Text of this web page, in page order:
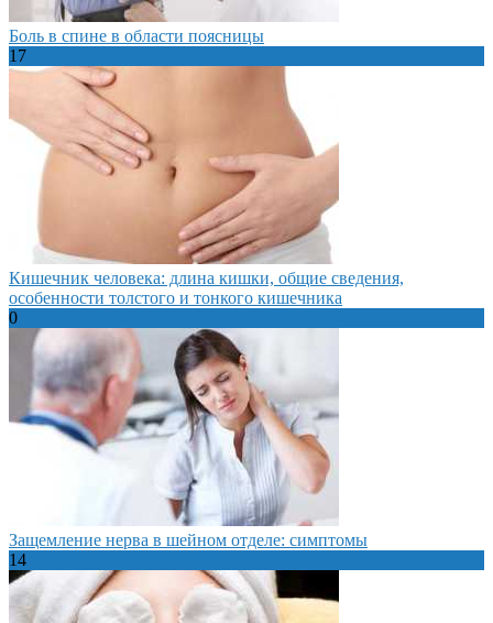
Боль в спине в области поясницы
17
Кишечник человека: длина кишки, общие сведения,
особенности толстого и тонкого кишечника
0
Защемление нерва в шейном отделе: симптомы
14